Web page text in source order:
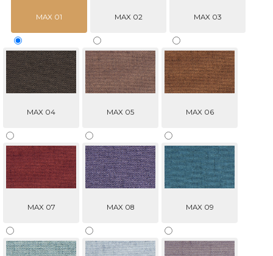
MAX 01 MAX 02 MAX 03
MAX 04 MAX 05 MAX 06
MAX 07 MAX 08 MAX 09